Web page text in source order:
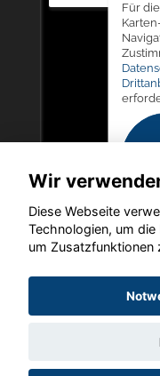
Für
Copyright © 2026.
Wir
Diese Webseite
Technologien, um
um Zusatzfunktionen